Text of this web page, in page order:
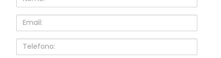
Email:
Telefono: